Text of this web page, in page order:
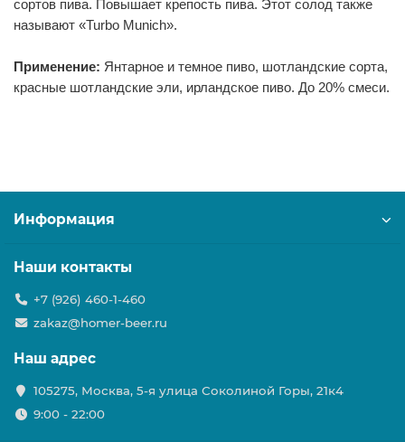
сортов пива. Повышает крепость пива. Этот солод также
называют «Turbo Munich».
Применение: Янтарное и темное пиво, шотландские сорта,
красные шотландские эли, ирландское пиво. До 20% смеси.
Информация
Наши контакты
+7 (926) 460-1-460
zakaz@homer-beer.ru
Наш адрес
105275, Москва, 5-я улица Соколиной Горы, 21к4
9:00 - 22:00